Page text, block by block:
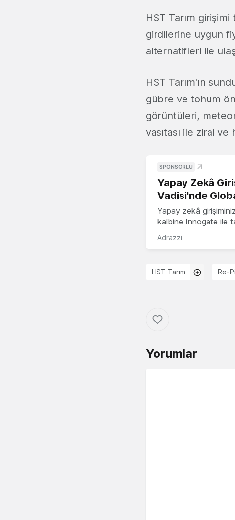
HST Tarım
girdilerine uygun
alternatifleri ile
HST Tarım'ın
gübre ve tohum
görüntüleri,
vasıtası ile zirai
SPONSORLU
Yapay Zekâ
Vadisi'nde
Yapay zekâ
kalbine Innogate ile
Adrazzi
HST Tarım Re-
Yorumlar